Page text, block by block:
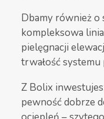
Dbamy również o
kompleksowa
pielęgnacji
trwałość systemu
Z Bolix
pewność dobrze